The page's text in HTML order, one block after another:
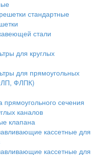
стандартные
стали
для круглых
для прямоугольных
ФЛПК)
прямоугольного сечения
каналов
клапана
кассетные для
кассетные для